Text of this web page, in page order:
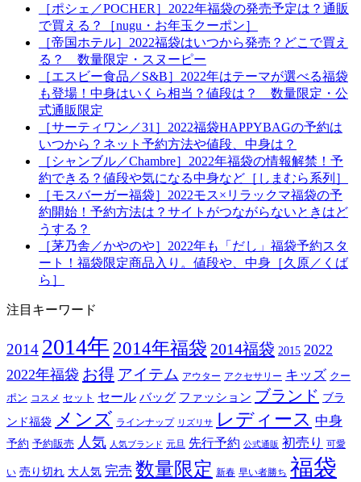
［ポシェ／POCHER］2022年福袋の発売予定は？通販
で買える？［nugu・お年玉クーポン］
［帝国ホテル］2022福袋はいつから発売？どこで買え
る？ 数量限定・スヌーピー
［エスビー食品／S&B］2022年はテーマが選べる福袋
も登場！中身はいくら相当？値段は？ 数量限定・公
式通販限定
［サーティワン／31］2022福袋HAPPYBAGの予約は
いつから？ネット予約方法や値段、中身は？
［シャンブル／Chambre］2022年福袋の情報解禁！予
約できる？値段や気になる中身など［しまむら系列］
［モスバーガー福袋］2022モス×リラックマ福袋の予
約開始！予約方法は？サイトがつながらないときはど
うする？
［茅乃舎／かやのや］2022年も「だし」福袋予約スタ
ート！福袋限定商品入り。値段や、中身［久原／くば
ら］
注目キーワード
2014 2014年 2014年福袋 2014福袋 2015 2022
2022年福袋 お得 アイテム アウター アクセサリー キッズ クー
ポン コスメ セット セール バッグ ファッション ブランド ブラ
ンド福袋 メンズ ラインナップ リズリサ レディース 中身
予約 予約販売 人気 人気ブランド 元旦 先行予約 公式通販 初売り 可愛
い 売り切れ 大人気 完売 数量限定 新春 早い者勝ち 福袋